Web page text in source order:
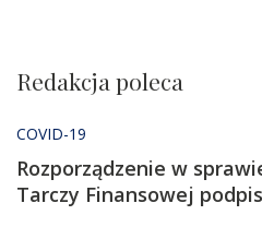
Redakcja poleca
COVID-19
Rozporządzenie w
Tarczy Finansowej